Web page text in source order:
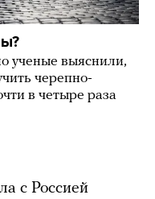
ученые выяснили,
черепно-
в четыре раза
с Россией